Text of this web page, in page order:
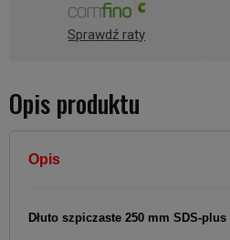
Sprawdź raty
Opis produktu
Opis
Dłuto szpiczaste 250 mm SDS-plus